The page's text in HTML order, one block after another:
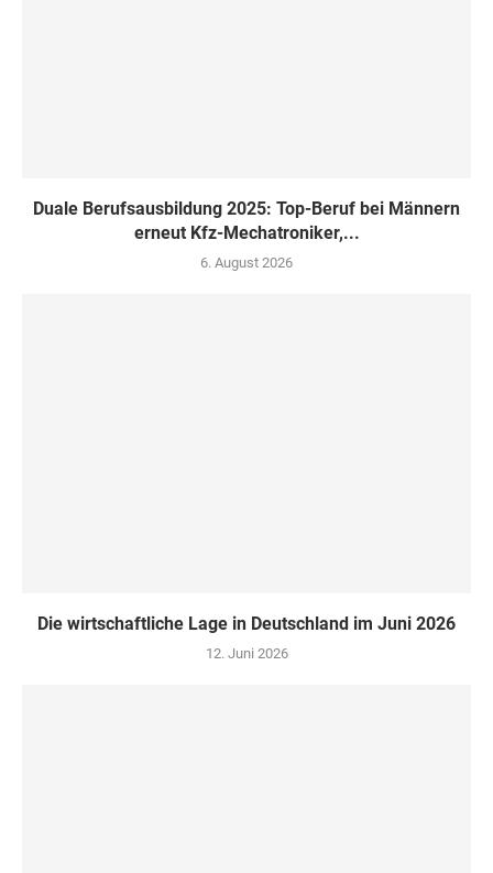
Duale Berufsausbildung 2025: Top-Beruf bei Männern
erneut Kfz-Mechatroniker,...
6. August 2026
Die wirtschaftliche Lage in Deutschland im Juni 2026
12. Juni 2026